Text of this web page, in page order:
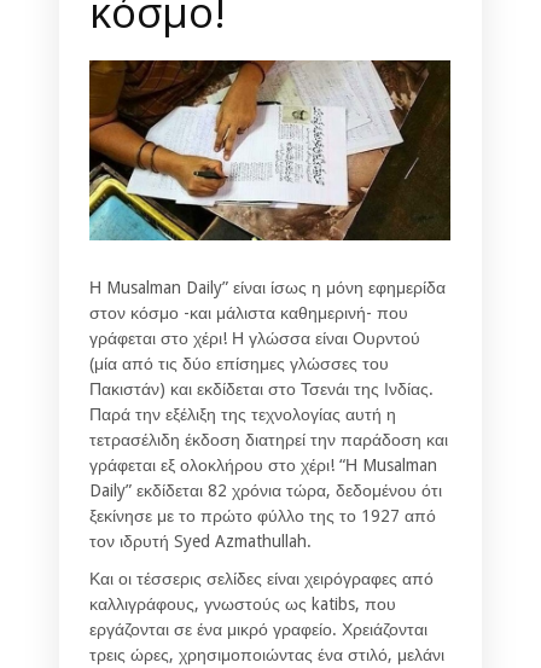
Η Musalman Daily” είναι ίσως η μόνη εφημερίδα
στον κόσμο -και μάλιστα καθημερινή- που
γράφεται στο χέρι! Η γλώσσα είναι Ουρντού
(μία από τις δύο επίσημες γλώσσες του
Πακιστάν) και εκδίδεται στο Τσενάι της Ινδίας.
Παρά την εξέλιξη της τεχνολογίας αυτή η
τετρασέλιδη έκδοση διατηρεί την παράδοση και
γράφεται εξ ολοκλήρου στο χέρι! “Η Musalman
Daily” εκδίδεται 82 χρόνια τώρα, δεδομένου ότι
ξεκίνησε με το πρώτο φύλλο της το 1927 από
τον ιδρυτή Syed Azmathullah.
Και οι τέσσερις σελίδες είναι χειρόγραφες από
καλλιγράφους, γνωστούς ως katibs, που
εργάζονται σε ένα μικρό γραφείο. Χρειάζονται
τρεις ώρες, χρησιμοποιώντας ένα στιλό, μελάνι